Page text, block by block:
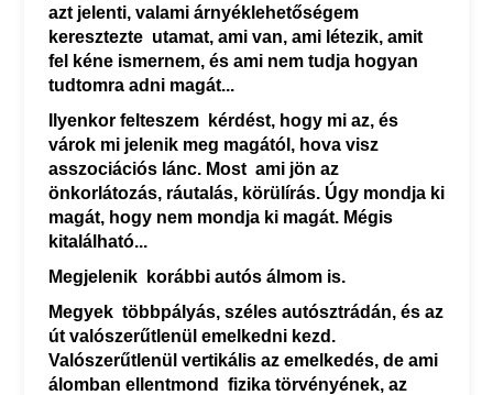
azt jelenti, valami árnyéklehetőségem
keresztezte utamat, ami van, ami létezik, amit
fel kéne ismernem, és ami nem tudja hogyan
tudtomra adni magát...
Ilyenkor felteszem kérdést, hogy mi az, és
várok mi jelenik meg magától, hova visz
asszociációs lánc. Most ami jön az
önkorlátozás, ráutalás, körülírás. Úgy mondja ki
magát, hogy nem mondja ki magát. Mégis
kitalálható...
Megjelenik korábbi autós álmom is.
Megyek többpályás, széles autósztrádán, és az
út valószerűtlenül emelkedni kezd.
Valószerűtlenül vertikális az emelkedés, de ami
álomban ellentmond fizika törvényének, az